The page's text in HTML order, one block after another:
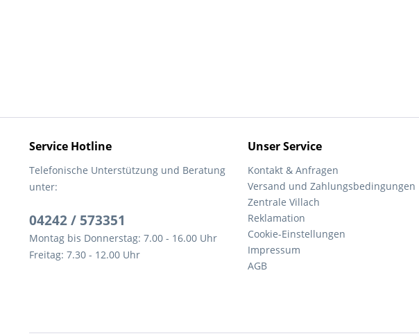
Service Hotline
Telefonische Unterstützung und Beratung
unter:
04242 / 573351
Montag bis Donnerstag: 7.00 - 16.00 Uhr
Freitag: 7.30 - 12.00 Uhr
Unser Service
Kontakt & Anfragen
Versand und Zahlungsbedingungen
Zentrale Villach
Reklamation
Cookie-Einstellungen
Impressum
AGB